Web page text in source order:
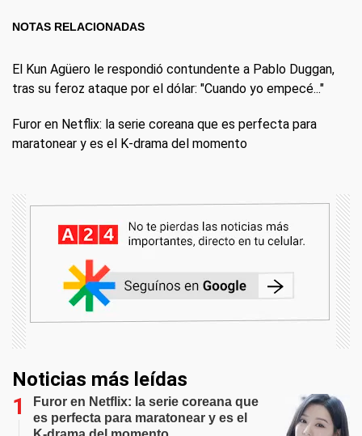
NOTAS RELACIONADAS
El Kun Agüero le respondió contundente a Pablo Duggan,
tras su feroz ataque por el dólar: "Cuando yo empecé..."
Furor en Netflix: la serie coreana que es perfecta para
maratonear y es el K-drama del momento
Noticias más leídas
Furor en Netflix: la serie coreana que
es perfecta para maratonear y es el